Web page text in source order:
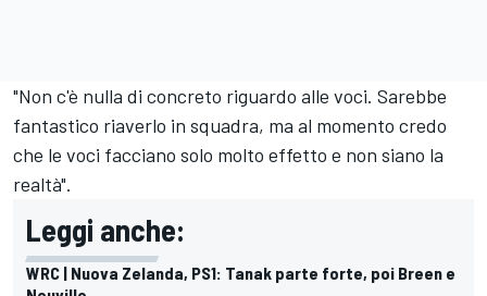
"Non c'è nulla di concreto riguardo alle voci. Sarebbe
fantastico riaverlo in squadra, ma al momento credo
che le voci facciano solo molto effetto e non siano la
realtà".
Leggi anche:
WRC | Nuova Zelanda, PS1: Tanak parte forte, poi Breen e